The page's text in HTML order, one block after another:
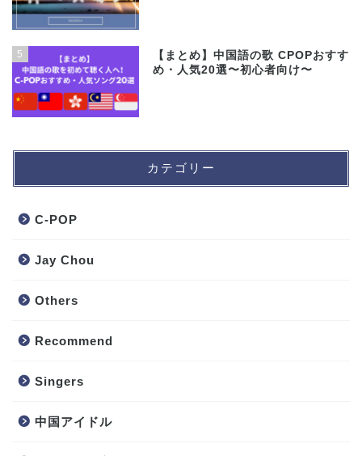
5
【まとめ】中国語の歌 CPOPおすす
め・人気20選〜初心者向け〜
カテゴリー
C-POP
Jay Chou
Others
Recommend
Singers
中国アイドル